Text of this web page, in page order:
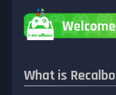
What is